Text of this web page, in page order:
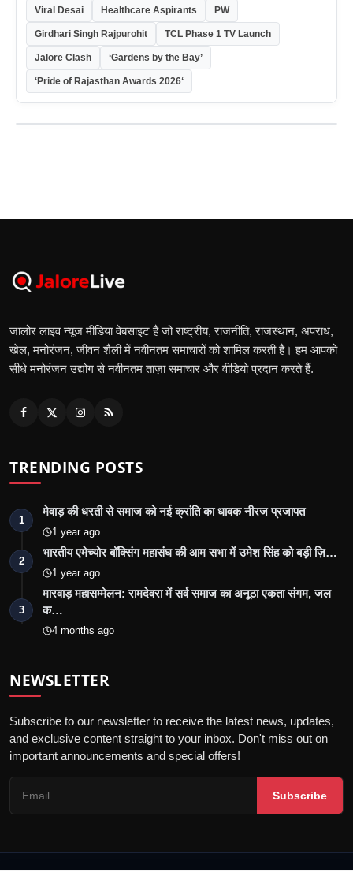
Viral Desai Healthcare Aspirants PW
Girdhari Singh Rajpurohit TCL Phase 1 TV Launch
Jalore Clash ‘Gardens by the Bay’
‘Pride of Rajasthan Awards 2026‘
जालोर लाइव न्यूज मीडिया वेबसाइट है जो राष्ट्रीय, राजनीति, राजस्थान, अपराध,
खेल, मनोरंजन, जीवन शैली में नवीनतम समाचारों को शामिल करती है। हम आपको
सीधे मनोरंजन उद्योग से नवीनतम ताज़ा समाचार और वीडियो प्रदान करते हैं.
TRENDING POSTS
1
मेवाड़ की धरती से समाज को नई क्रांति का धावक नीरज प्रजापत
1 year ago
2
भारतीय एमेच्योर बॉक्सिंग महासंघ की आम सभा में उमेश सिंह को बड़ी ज़ि…
1 year ago
3
मारवाड़ महासम्मेलन: रामदेवरा में सर्व समाज का अनूठा एकता संगम, जल
क…
4 months ago
NEWSLETTER
Subscribe to our newsletter to receive the latest news, updates,
and exclusive content straight to your inbox. Don't miss out on
important announcements and special offers!
Subscribe